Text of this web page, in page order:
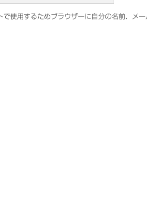
で使用するためブラウザーに自分の名前、メー